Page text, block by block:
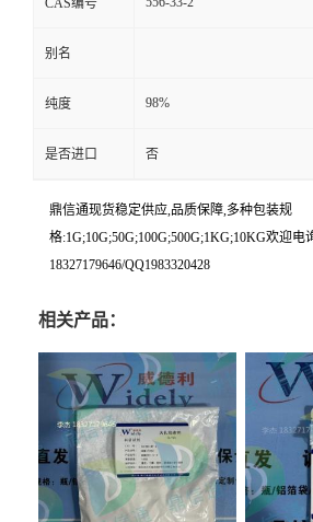
CAS编号
别名
纯度 98%
是否进口 否
鼎信通现货稳定供应,品质保障,多种包装规
格:1G;10G;50G;100G;500G;1KG;10KG欢迎电
18327179646/QQ1983320428
相关产品：